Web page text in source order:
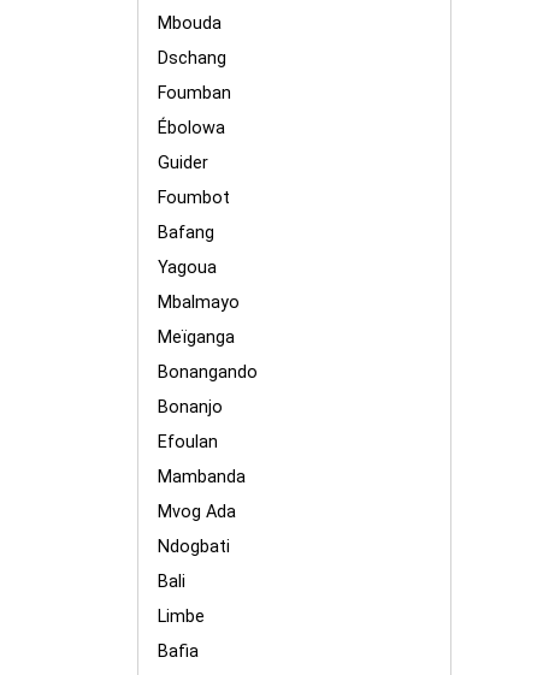
Mbouda
Dschang
Foumban
Ébolowa
Guider
Foumbot
Bafang
Yagoua
Mbalmayo
Meïganga
Bonangando
Bonanjo
Efoulan
Mambanda
Mvog Ada
Ndogbati
Bali
Limbe
Bafia